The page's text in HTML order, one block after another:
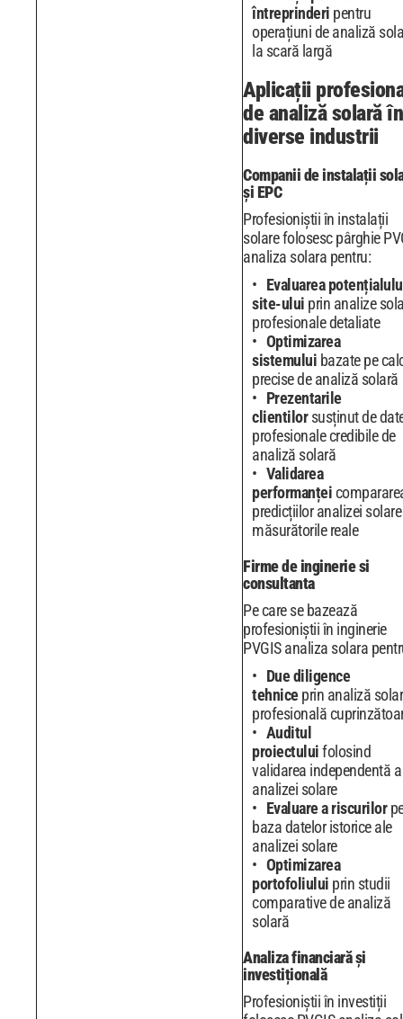
întreprinderi pentru
operațiuni de analiză
la scară largă
Aplicații
de analiză solară în
diverse industrii
Companii de instalații
și EPC
Profesioniștii în instalații
solare folosesc pârghie
analiza solara pentru:
Evaluarea
site-ului prin analize
profesionale detaliate
Optimizarea
sistemului bazate pe
precise de analiză solară
Prezentarile
clientilorsusținut de
profesionale credibile de
analiză solară
Validarea
performanței
predicțiilor analizei
măsurătorile reale
Firme de inginerie si
consultanta
Pe care se bazează
profesioniștii în inginerie
PVGIS analiza solara
Due diligence
tehnice prin analiză
profesională
Auditul
proiectuluifolosind
validarea independentă a
analizei solare
Evaluare a riscurilor
baza datelor istorice ale
analizei solare
Optimizarea
portofoliului prin studii
comparative de analiză
solară
Analiza financiară și
investițională
Profesioniștii în investiții